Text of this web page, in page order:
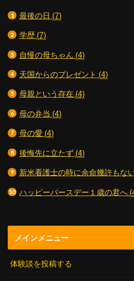
最後の日 (7)
学歴 (7)
自慢の母ちゃん (4)
天国からのプレゼント (4)
母親という存在 (4)
母の弁当 (4)
母の愛 (4)
後悔先に立たず (4)
新米看護士の時に余命幾許もな
ハッピーバースデー１歳の君へ
メインメニュー
体験談を投稿する